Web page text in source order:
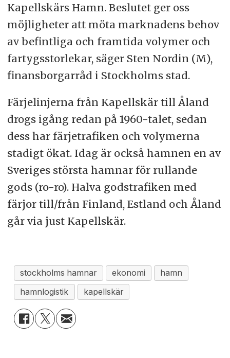
Kapellskärs Hamn. Beslutet ger oss
möjligheter att möta marknadens behov
av befintliga och framtida volymer och
fartygsstorlekar, säger Sten Nordin (M),
finansborgarråd i Stockholms stad.
Färjelinjerna från Kapellskär till Åland
drogs igång redan på 1960-talet, sedan
dess har färjetrafiken och volymerna
stadigt ökat. Idag är också hamnen en av
Sveriges största hamnar för rullande
gods (ro-ro). Halva godstrafiken med
färjor till/från Finland, Estland och Åland
går via just Kapellskär.
stockholms hamnar ekonomi
hamn
hamnlogistik
kapellskär